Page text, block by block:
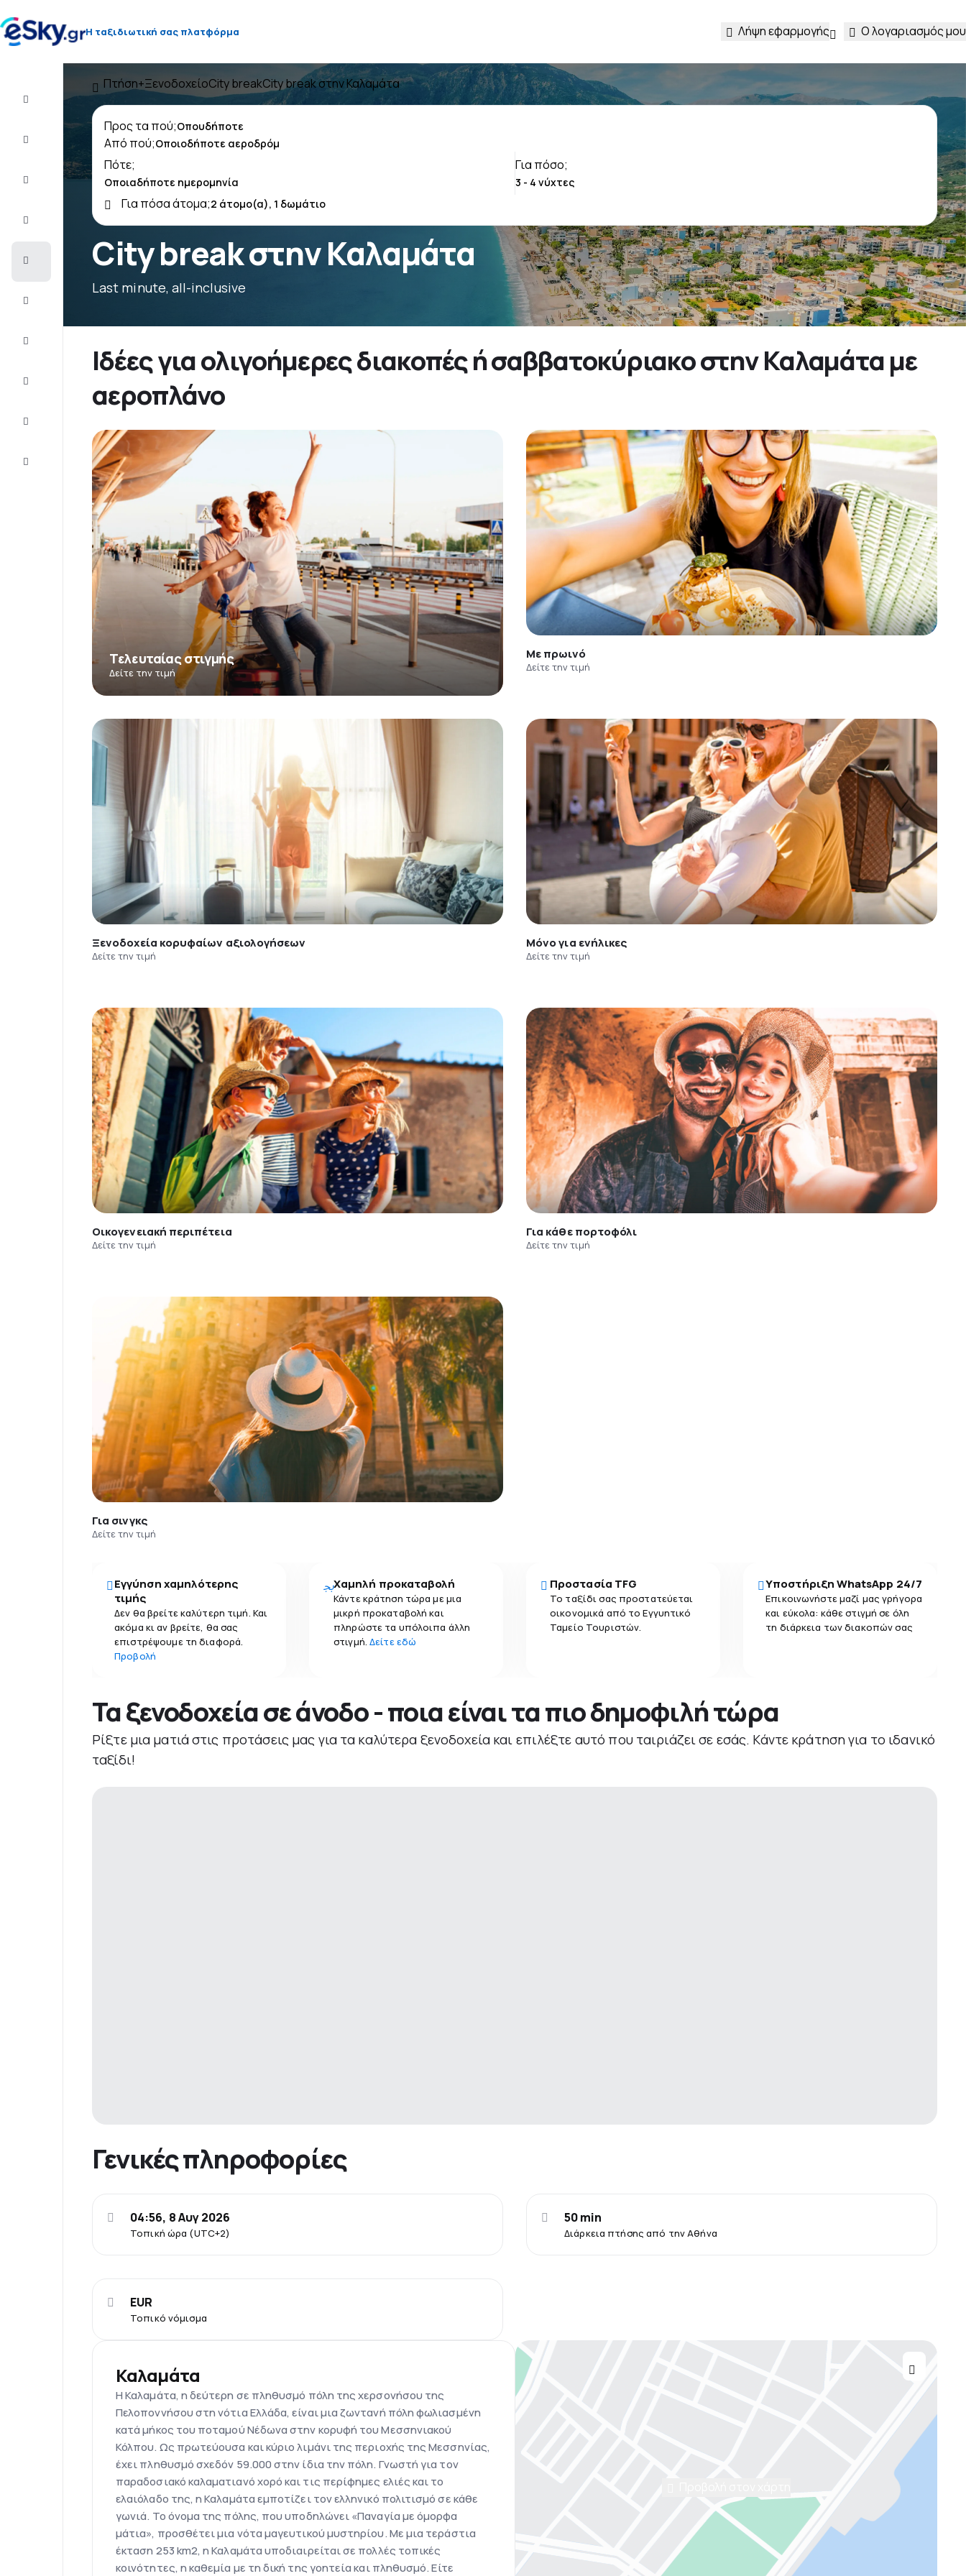
Η ταξιδιωτική σας πλατφόρμα Λήψη εφαρμογής Ο λογαριασμός μου
Πτήση+Ξενοδοχείο
εισιτήρια
Διακοπές
Eξυπηρέτηση
Πτήση+ΞενοδοχείοCity breakCity break στην Καλαμάτα
City break στην Καλαμάτα
Last minute, all-inclusive
Προς τα πού;
Από πού;
Πότε;
Για πόσο;
Για πόσα άτομα;
Ιδέες για ολιγοήμερες διακοπές ή σαββατοκύριακο στην Καλαμάτα με
αεροπλάνο
Τελευταίας στιγμής
Δείτε την τιμή
Με πρωινό
Δείτε την τιμή
Ξενοδοχεία κορυφαίων αξιολογήσεων
Δείτε την τιμή
Μόνο για ενήλικες
Δείτε την τιμή
Οικογενειακή περιπέτεια
Δείτε την τιμή
Για κάθε πορτοφόλι
Δείτε την τιμή
Για σινγκς
Δείτε την τιμή
Εγγύηση χαμηλότερης
τιμής
Δεν θα βρείτε καλύτερη τιμή. Και
ακόμα κι αν βρείτε, θα σας
επιστρέψουμε τη διαφορά.
Προβολή
Χαμηλή προκαταβολή
Κάντε κράτηση τώρα με μια
μικρή προκαταβολή και
πληρώστε τα υπόλοιπα άλλη
στιγμή.Δείτε εδώ
Προστασία TFG
Το ταξίδι σας προστατεύεται
οικονομικά από το Εγγυητικό
Ταμείο Τουριστών.
Υποστήριξη WhatsApp 24/7
Επικοινωνήστε μαζί μας γρήγορα
και εύκολα: κάθε στιγμή σε όλη
τη διάρκεια των διακοπών σας
Τα ξενοδοχεία σε άνοδο - ποια είναι τα πιο δημοφιλή τώρα
Ρίξτε μια ματιά στις προτάσεις μας για τα καλύτερα ξενοδοχεία και επιλέξτε αυτό που ταιριάζει σε εσάς. Κάντε κράτηση για το ιδανικό
ταξίδι!
Γενικές πληροφορίες
Τοπική ώρα (UTC+2)
04:56, 8 Αυγ 2026
Διάρκεια πτήσης από την Αθήνα
50 min
Τοπικό νόμισμα
EUR
Καλαμάτα
Η Καλαμάτα, η δεύτερη σε πληθυσμό πόλη της χερσονήσου της
Πελοποννήσου στη νότια Ελλάδα, είναι μια ζωντανή πόλη φωλιασμένη
κατά μήκος του ποταμού Νέδωνα στην κορυφή του Μεσσηνιακού
Κόλπου. Ως πρωτεύουσα και κύριο λιμάνι της περιοχής της Μεσσηνίας,
έχει πληθυσμό σχεδόν 59.000 στην ίδια την πόλη. Γνωστή για τον
παραδοσιακό καλαματιανό χορό και τις περίφημες ελιές και το
ελαιόλαδο της, η Καλαμάτα εμποτίζει τον ελληνικό πολιτισμό σε κάθε
γωνιά. Το όνομα της πόλης, που υποδηλώνει «Παναγία με όμορφα
μάτια», προσθέτει μια νότα μαγευτικού μυστηρίου. Με μια τεράστια
έκταση 253 km2, η Καλαμάτα υποδιαιρείται σε πολλές τοπικές
κοινότητες, η καθεμία με τη δική της γοητεία και πληθυσμό. Είτε